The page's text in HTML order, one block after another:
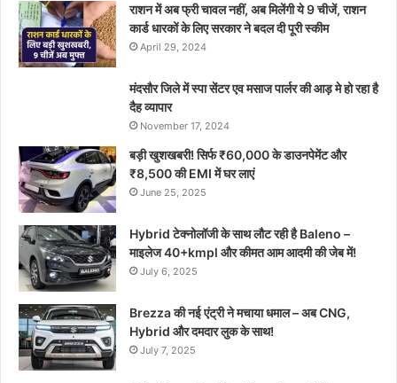
राशन में अब फ्री चावल नहीं, अब मिलेंगी ये 9 चीजें, राशन
कार्ड धारकों के लिए सरकार ने बदल दी पूरी स्कीम
April 29, 2024
मंदसौर जिले में स्पा सेंटर एव मसाज पार्लर की आड़ मे हो रहा है
दैह व्यापार
November 17, 2024
बड़ी खुशखबरी! सिर्फ ₹60,000 के डाउनपेमेंट और
₹8,500 की EMI में घर लाएं
June 25, 2025
Hybrid टेक्नोलॉजी के साथ लौट रही है Baleno –
माइलेज 40+kmpl और कीमत आम आदमी की जेब में!
July 6, 2025
Brezza की नई एंट्री ने मचाया धमाल – अब CNG,
Hybrid और दमदार लुक के साथ!
July 7, 2025